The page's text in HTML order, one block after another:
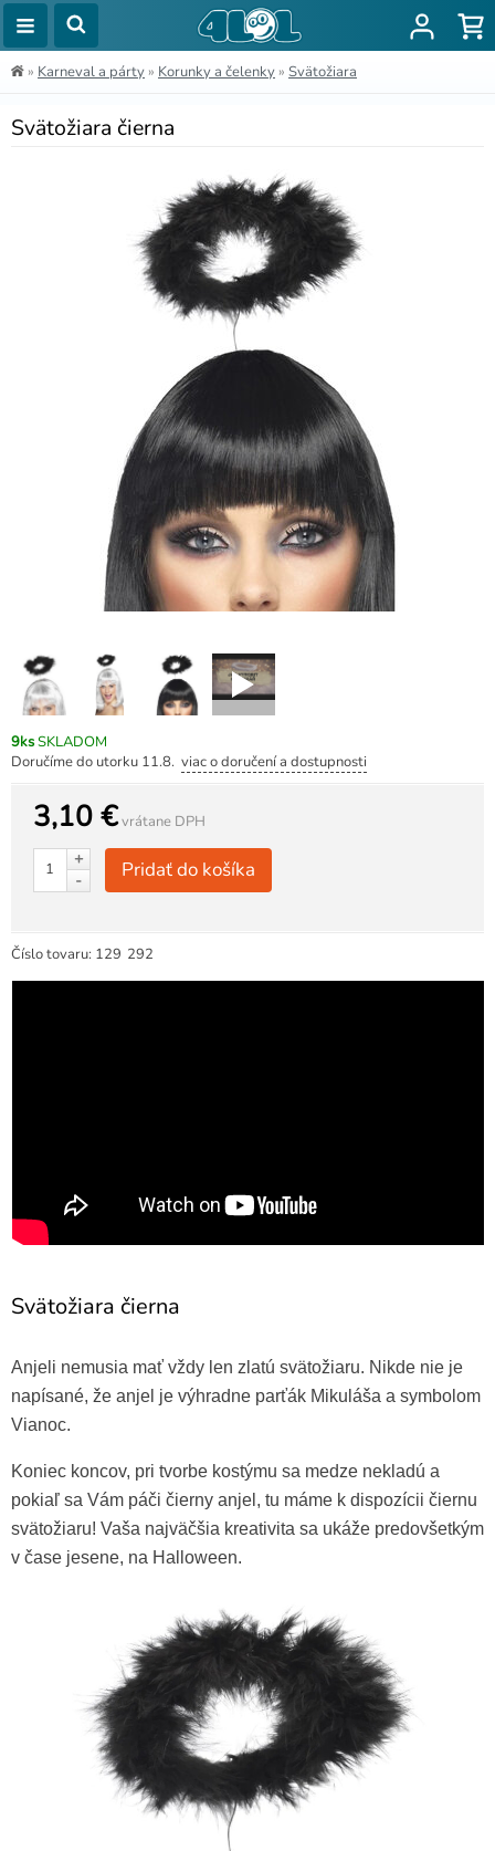
» Karneval a párty » Korunky a čelenky » Svätožiara
Svätožiara čierna
9ksSKLADOM
Doručíme do utorku 11.8. viac o doručení a dostupnosti
3,10 €vrátane DPH
+
-
Pridať do košíka
Číslo tovaru: 129 292
Svätožiara čierna
Anjeli nemusia mať vždy len zlatú svätožiaru. Nikde nie je
napísané, že anjel je výhradne parťák Mikuláša a symbolom
Vianoc.
Koniec koncov, pri tvorbe kostýmu sa medze nekladú a
pokiaľ sa Vám páči čierny anjel, tu máme k dispozícii čiernu
svätožiaru! Vaša najväčšia kreativita sa ukáže predovšetkým
v čase jesene, na Halloween.